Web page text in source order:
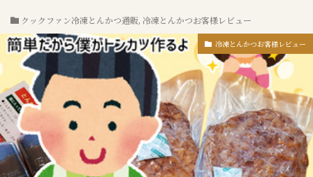
クックファン冷凍とんかつ通販, 冷凍とんかつお客様レビュー
冷凍とんかつお客様レビュー